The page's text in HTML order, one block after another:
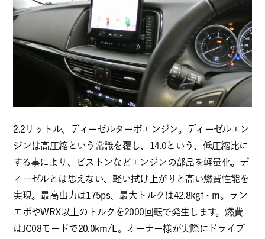
2.2リットル、ディーゼルターボエンジン。ディーゼルエン
ジンは高圧縮という常識を覆し、14.0という、低圧縮比に
する事により、ピストンなどエンジンの部品を軽量化。デ
ィーゼルとは思えない、軽い拭け上がりと高い燃費性能を
実現。最高出力は175ps、最大トルクは42.8kgf・m。ラン
エボやWRX以上のトルクを2000回転で発生します。燃費
はJC08モードで20.0km/L。オーナー様が実際にドライブ